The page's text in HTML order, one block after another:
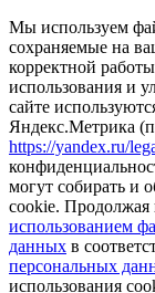
Мы используем
сохраняемые на
корректной
использования и
сайте
Яндекс.Метрика
https://yandex.ru/
могут собирать и
cookie. Продолжая
использованием
данных в
персональных
использования